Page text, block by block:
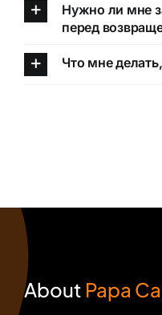
Нужно ли мне
перед
Что мне
About Papa